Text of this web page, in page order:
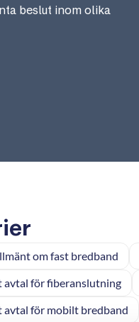
beslut inom olika
om fast bredband
avtal för fiberanslutning
avtal för mobilt bredband